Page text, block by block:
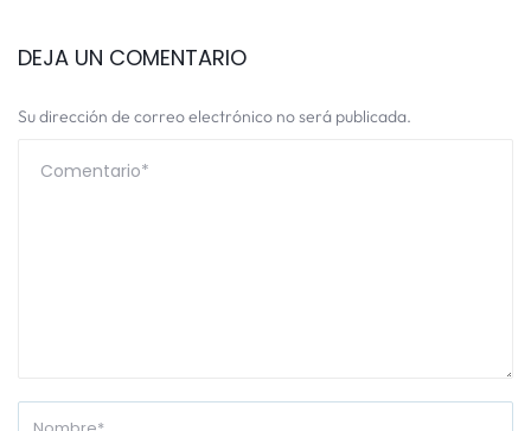
DEJA UN COMENTARIO
Su dirección de correo electrónico no será publicada.